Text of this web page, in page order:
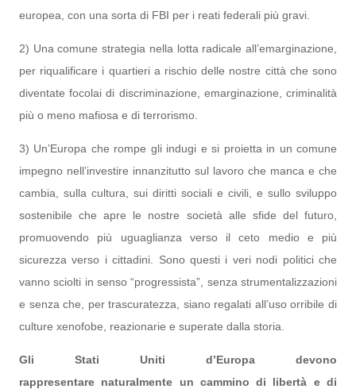
europea, con una sorta di FBI per i reati federali più gravi.
2) Una comune strategia nella lotta radicale all’emarginazione,
per riqualificare i quartieri a rischio delle nostre città che sono
diventate focolai di discriminazione, emarginazione, criminalità
più o meno mafiosa e di terrorismo.
3) Un’Europa che rompe gli indugi e si proietta in un comune
impegno nell’investire innanzitutto sul lavoro che manca e che
cambia, sulla cultura, sui diritti sociali e civili, e sullo sviluppo
sostenibile che apre le nostre società alle sfide del futuro,
promuovendo più uguaglianza verso il ceto medio e più
sicurezza verso i cittadini. Sono questi i veri nodi politici che
vanno sciolti in senso “progressista”, senza strumentalizzazioni
e senza che, per trascuratezza, siano regalati all’uso orribile di
culture xenofobe, reazionarie e superate dalla storia.
Gli Stati Uniti d’Europa devono
rappresentare naturalmente un cammino di libertà e di